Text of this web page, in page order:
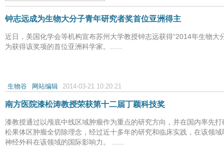
钟志远成为生物大分子青年研究者奖首位亚洲得主
近日，美国化学会等机构宣布苏州大学教授钟志远获得“2014年生物大
为获得该奖项的首位亚洲科学家。......
生物谷 网站编辑 2014-03-21 10:20:21
南方医院漆松涛教授荣获第十二届丁颖科技奖
漆教授通过以颅底中线区域肿瘤作为重点的研究方向，并在国内率先
松果体区肿瘤全切除理念，经过近十多年的研究和临床实践，在该领
神经外科在该领域的国际影响力。 ......